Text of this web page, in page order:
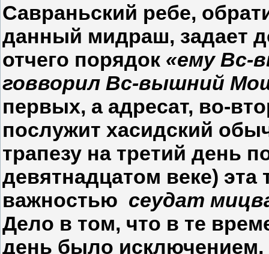
Савраньский ребе,
данный мидраш, задает
отчего порядок «ему Вс-
говворил Вс-вышний
первых, а адресат, во-
послужит хасидский
трапезу на третий день
девятнадцатом веке) эта
важностью сеудат
Дело в том, что в те
день было исключением,